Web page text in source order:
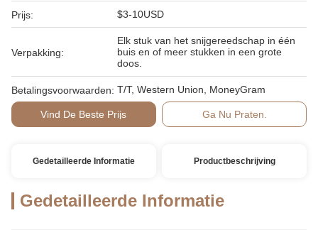
Prijs: $3-10USD
Verpakking:
Elk stuk van het snijgereedschap in één
buis en of meer stukken in een grote
doos.
Betalingsvoorwaarden: T/T, Western Union, MoneyGram
Vind De Beste Prijs Ga Nu Praten.
Gedetailleerde Informatie Productbeschrijving
Gedetailleerde Informatie